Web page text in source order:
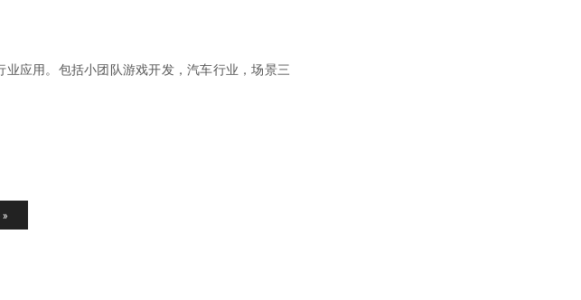
应用。包括小团队游戏开发，汽车行业，场景三